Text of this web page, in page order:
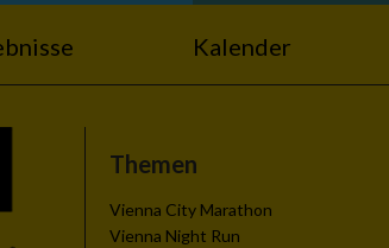
Kalender
Themen
Vienna City Marathon
Vienna Night Run